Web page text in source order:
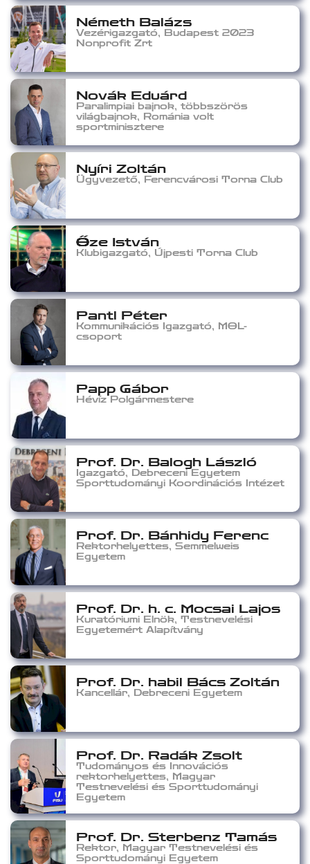
Németh Balázs
Vezérigazgató, Budapest 2023
Nonprofit Zrt
Novák Eduárd
Paralimpiai bajnok, többszörös
világbajnok, Románia volt
sportminisztere
Nyíri Zoltán
Ügyvezető, Ferencvárosi Torna Club
Őze István
Klubigazgató, Újpesti Torna Club
Pantl Péter
Kommunikációs Igazgató, MOL-
csoport
Papp Gábor
Hévíz Polgármestere
Prof. Dr. Balogh László
Igazgató, Debreceni Egyetem
Sporttudományi Koordinációs Intézet
Prof. Dr. Bánhidy Ferenc
Rektorhelyettes, Semmelweis
Egyetem
Prof. Dr. h. c. Mocsai Lajos
Kuratóriumi Elnök, Testnevelési
Egyetemért Alapítvány
Prof. Dr. habil Bács Zoltán
Kancellár, Debreceni Egyetem
Prof. Dr. Radák Zsolt
Tudományos és Innovációs
rektorhelyettes, Magyar
Testnevelési és Sporttudományi
Egyetem
Prof. Dr. Sterbenz Tamás
Rektor, Magyar Testnevelési és
Sporttudományi Egyetem